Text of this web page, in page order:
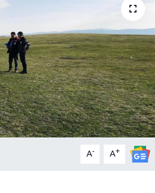
A- A+